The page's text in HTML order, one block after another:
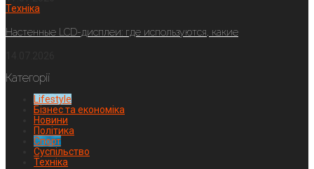
Техніка
Настенные LCD-дисплеи: где используются, какие
Категорії
Lifestyle
Бізнес та економіка
Новини
Політика
Спорт
Суспільство
Техніка